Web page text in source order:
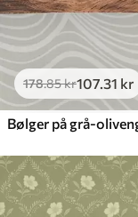
178.85kr107.31 kr